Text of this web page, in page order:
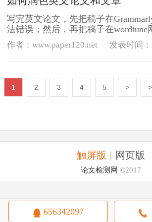
写完英文论文，先把稿子在
法错误；然后，再把稿子在wordtune
改得更地道。至于这两个网站的网址
https://www.grammarly.com/
作者：www.paper120.net 发表时间
1 2 3 4 5 >
触屏版 网页版
论文检测网 ©2017
656342097